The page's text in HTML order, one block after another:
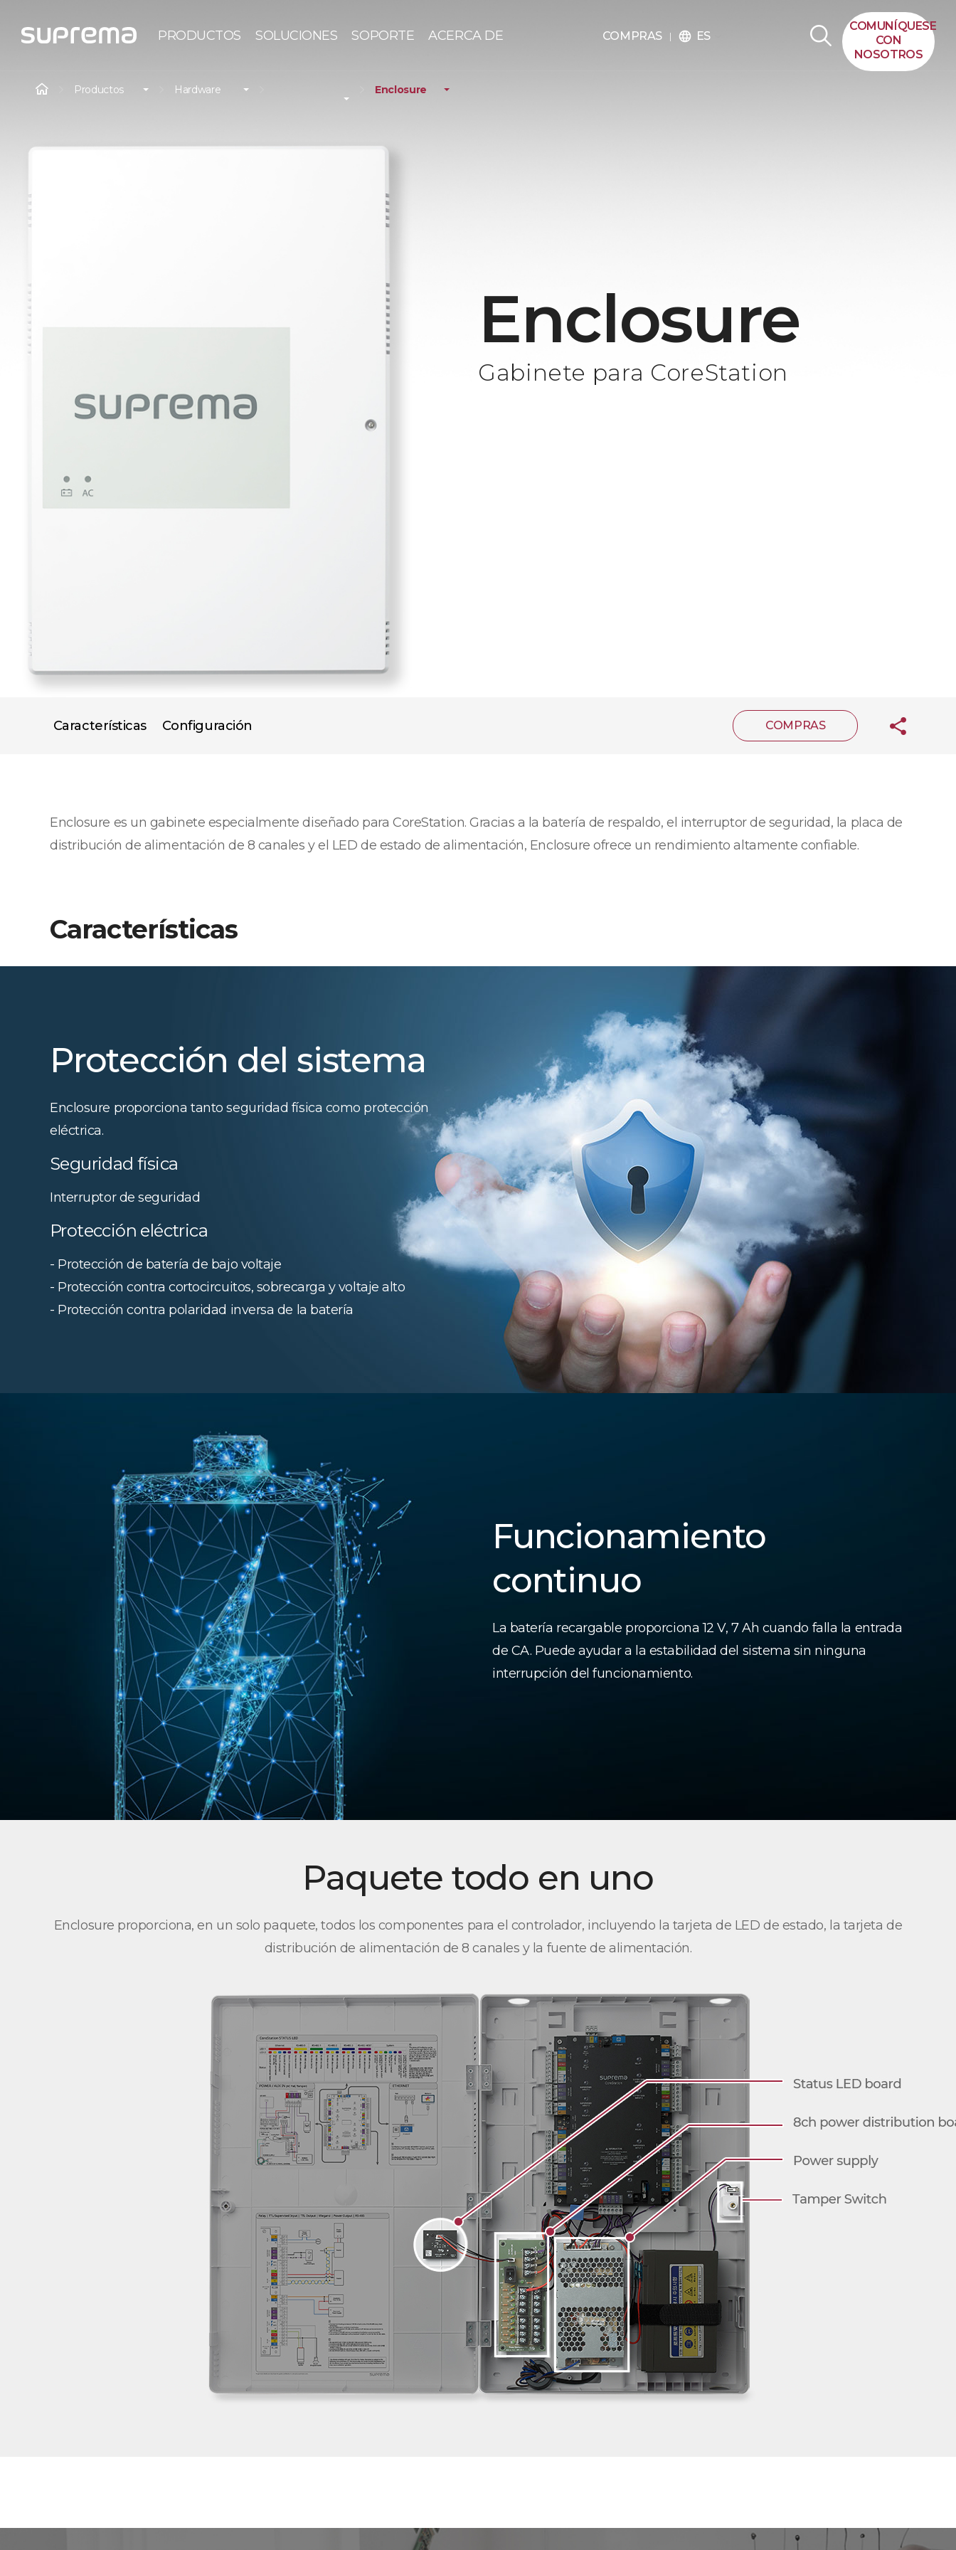
PRODUCTOS SOLUCIONES SOPORTE ACERCA DE COMPRAS language ES
COMUNÍQUESE
CON
NOSOTROS
Enclosure
Gabinete para CoreStation
Productos Hardware Enclosure
Características Configuración COMPRAS
Enclosure es un gabinete especialmente diseñado para CoreStation. Gracias a la batería de respaldo, el interruptor de seguridad, la placa de
distribución de alimentación de 8 canales y el LED de estado de alimentación, Enclosure ofrece un rendimiento altamente confiable.
Características
Protección del sistema
Enclosure proporciona tanto seguridad física como protección
eléctrica.
Seguridad física
Interruptor de seguridad
Protección eléctrica
- Protección de batería de bajo voltaje
- Protección contra cortocircuitos, sobrecarga y voltaje alto
- Protección contra polaridad inversa de la batería
Funcionamiento
continuo
La batería recargable proporciona 12 V, 7 Ah cuando falla la entrada
de CA. Puede ayudar a la estabilidad del sistema sin ninguna
interrupción del funcionamiento.
Paquete todo en uno
Enclosure proporciona, en un solo paquete, todos los componentes para el controlador, incluyendo la tarjeta de LED de estado, la tarjeta de
distribución de alimentación de 8 canales y la fuente de alimentación.